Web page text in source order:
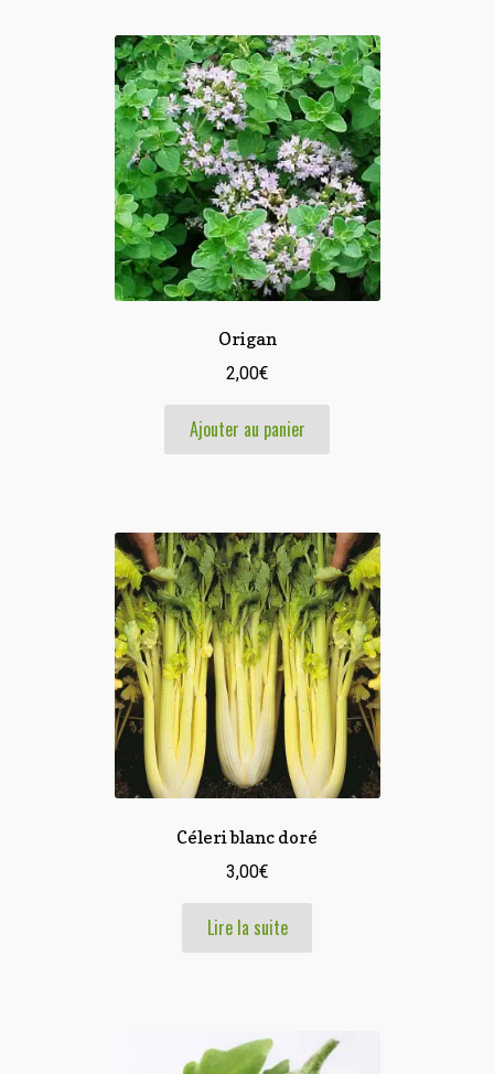
Origan
2,00€
Ajouter au panier
Céleri blanc doré
3,00€
Lire la suite